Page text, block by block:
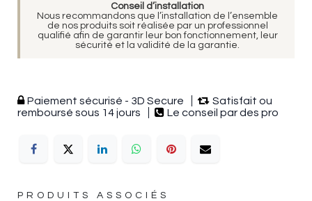
Conseil d’installation
Nous recommandons que l’installation de l’ensemble
de nos produits soit réalisée par un professionnel
qualifié afin de garantir leur bon fonctionnement, leur
sécurité et la validité de la garantie.
Paiement sécurisé - 3D Secure
Satisfait ou
remboursé sous 14 jours
Le conseil par des pro
PRODUITS ASSOCIÉS